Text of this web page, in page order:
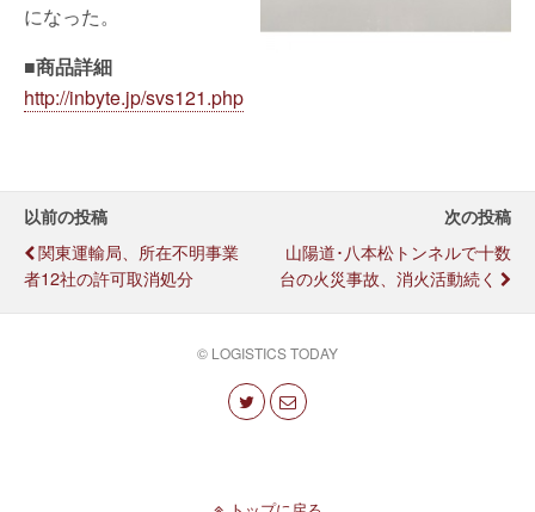
になった。
■商品詳細
http://inbyte.jp/svs121.php
以前の投稿
関東運輸局、所在不明事業
者12社の許可取消処分
次の投稿
山陽道･八本松トンネルで十数
台の火災事故、消火活動続く
© LOGISTICS TODAY